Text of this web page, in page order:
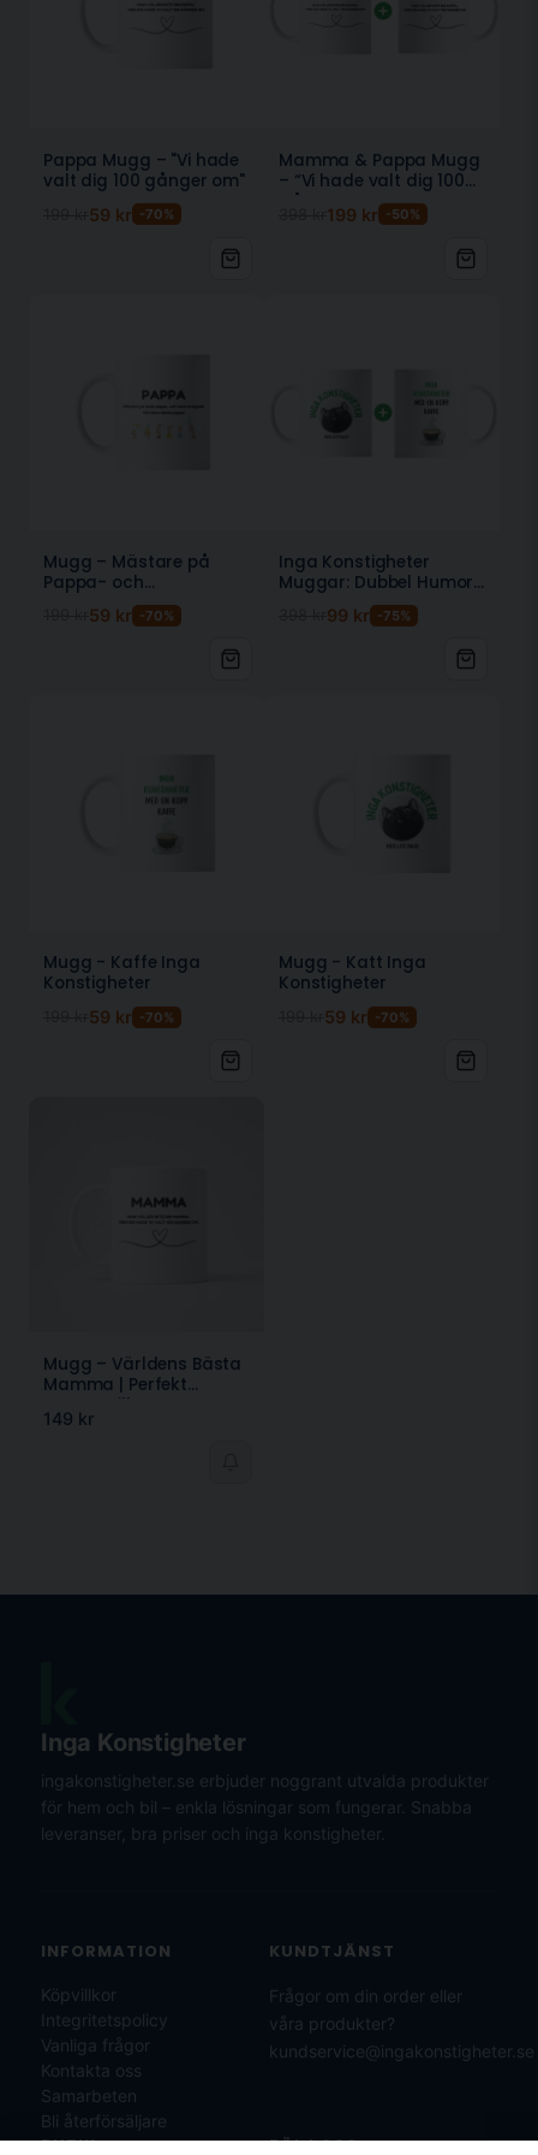
Pappa Mugg – "Vi hade
valt dig 100 gånger om"
59 kr -70%
Mamma & Pappa Mugg
– “Vi hade valt dig 100
gånger om”
199 kr -50%
Mugg – Mästare på
Pappa- och
Hantverksjobb
59 kr -70%
Inga Konstigheter
Muggar: Dubbel Humor
för Morgonstunderna
99 kr -75%
Mugg - Kaffe Inga
Konstigheter
59 kr -70%
Mugg - Katt Inga
Konstigheter
59 kr -70%
Mugg – Världens Bästa
Mamma | Perfekt
Present till Mors Dag
149 kr
Inga Konstigheter
ingakonstigheter.se erbjuder noggrant utvalda produkter
för hem och bil – enkla lösningar som fungerar. Snabba
leveranser, bra priser och inga konstigheter.
INFORMATION
Köpvillkor
Integritetspolicy
Vanliga frågor
Kontakta oss
Samarbeten
Bli återförsäljare
KUNDTJÄNST
Frågor om din order eller
våra produkter?
kundservice@ingakonstigheter.se
BUTIK FÖLJ OSS